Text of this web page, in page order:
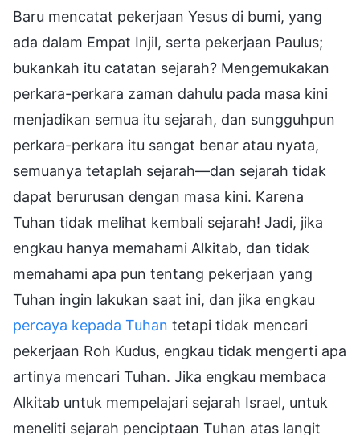
Baru mencatat pekerjaan Yesus di bumi, yang
ada dalam Empat Injil, serta pekerjaan Paulus;
bukankah itu catatan sejarah? Mengemukakan
perkara-perkara zaman dahulu pada masa kini
menjadikan semua itu sejarah, dan sungguhpun
perkara-perkara itu sangat benar atau nyata,
semuanya tetaplah sejarah—dan sejarah tidak
dapat berurusan dengan masa kini. Karena
Tuhan tidak melihat kembali sejarah! Jadi, jika
engkau hanya memahami Alkitab, dan tidak
memahami apa pun tentang pekerjaan yang
Tuhan ingin lakukan saat ini, dan jika engkau
percaya kepada Tuhan tetapi tidak mencari
pekerjaan Roh Kudus, engkau tidak mengerti apa
artinya mencari Tuhan. Jika engkau membaca
Alkitab untuk mempelajari sejarah Israel, untuk
meneliti sejarah penciptaan Tuhan atas langit